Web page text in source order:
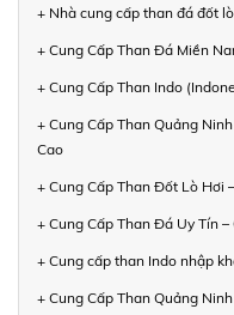
+ Nhà cung cấp than đá đốt
+ Cung Cấp Than Đá Miền
+ Cung Cấp Than Indo
+ Cung Cấp Than Quảng
Cao
+ Cung Cấp Than Đốt Lò Hơi
+ Cung Cấp Than Đá Uy Tín
+ Cung cấp than Indo nhập
+ Cung Cấp Than Quảng